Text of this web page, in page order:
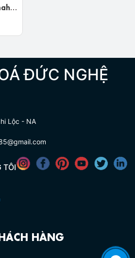
Uy
ĐỨC NGHỆ
Lộc - NA
TÔI
HÀNG